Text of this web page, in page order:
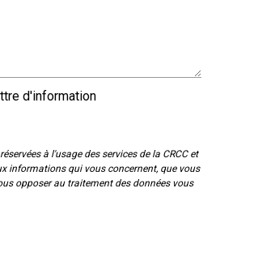
d'information
à l'usage des services de la CRCC et
informations qui vous concernent, que vous
opposer au traitement des données vous